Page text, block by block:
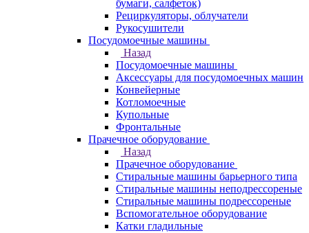
бумаги, салфеток)
Рециркуляторы, облучатели
Рукосушители
Посудомоечные машины
Назад
Посудомоечные машины
Аксессуары для посудомоечных машин
Конвейерные
Котломоечные
Купольные
Фронтальные
Прачечное оборудование
Назад
Прачечное оборудование
Cтиральные машины барьерного типа
Cтиральные машины неподрессореные
Cтиральные машины подрессореные
Вспомогательное оборудование
Катки гладильные